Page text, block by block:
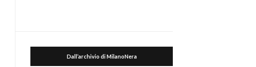
Dall’archivio di MilanoNera